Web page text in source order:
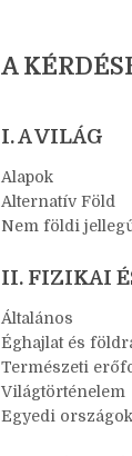
A
I. A VILÁG
Alapok
Alternatív Föld
Nem földi
II. FIZIKAI
Általános
Éghajlat és
Természeti
Világtörténelem
Egyedi